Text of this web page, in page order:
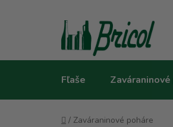
Fľaše
Domov
/ Zaváraninové poháre